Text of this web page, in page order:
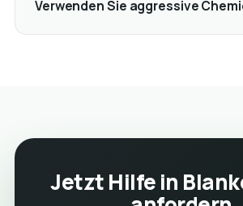
Verwenden Sie aggressive
Jetzt Hilfe in